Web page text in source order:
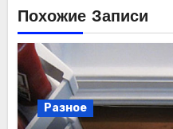
Похожие Записи
Разное